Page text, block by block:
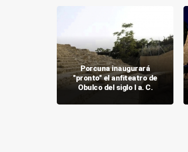
Porcuna inaugurará
"pronto" el anfiteatro de
Obulco del siglo I a. C.